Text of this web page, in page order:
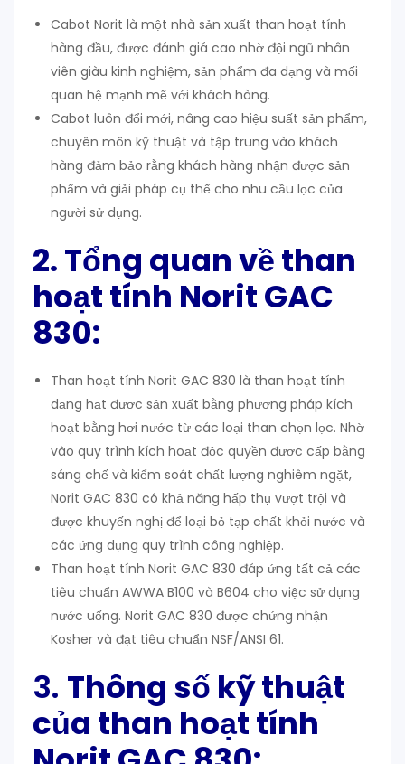
Cabot Norit là một nhà sản xuất than hoạt tính
hàng đầu, được đánh giá cao nhờ đội ngũ nhân
viên giàu kinh nghiệm, sản phẩm đa dạng và mối
quan hệ mạnh mẽ với khách hàng.
Cabot luôn đổi mới, nâng cao hiệu suất sản phẩm,
chuyên môn kỹ thuật và tập trung vào khách
hàng đảm bảo rằng khách hàng nhận được sản
phẩm và giải pháp cụ thể cho nhu cầu lọc của
người sử dụng.
2.Tổng quanvềthan
hoạt tính Norit GAC
830:
Than hoạt tính Norit GAC 830 là than hoạt tính
dạng hạt được sản xuất bằng phương pháp kích
hoạt bằng hơi nước từ các loại than chọn lọc. Nhờ
vào quy trình kích hoạt độc quyền được cấp bằng
sáng chế và kiểm soát chất lượng nghiêm ngặt,
Norit GAC 830 có khả năng hấp thụ vượt trội và
được khuyến nghị để loại bỏ tạp chất khỏi nước và
các ứng dụng quy trình công nghiệp.
Than hoạt tính Norit GAC 830 đáp ứng tất cả các
tiêu chuẩn AWWA B100 và B604 cho việc sử dụng
nước uống. Norit GAC 830 được chứng nhận
Kosher và đạt tiêu chuẩn NSF/ANSI 61.
3. Thông số kỹ thuật
của than hoạt tính